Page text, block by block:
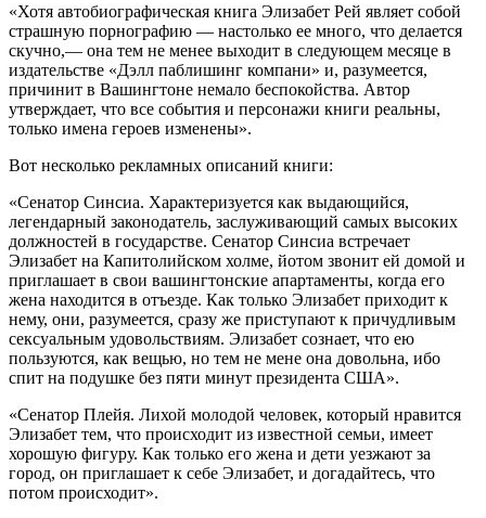
«Хотя автобиографическая книга Элизабет Рей являет собой
страшную порнографию — настолько ее много, что делается
скучно,— она тем не менее выходит в следующем месяце в
издательстве «Дэлл паблишинг компани» и, разумеется,
причинит в Вашингтоне немало беспокойства. Автор
утверждает, что все события и персонажи книги реальны,
только имена героев изменены».
Вот несколько рекламных описаний книги:
«Сенатор Синсиа. Характеризуется как выдающийся,
легендарный законодатель, заслуживающий самых высоких
должностей в государстве. Сенатор Синсиа встречает
Элизабет на Капитолийском холме, йотом звонит ей домой и
приглашает в свои вашингтонские апартаменты, когда его
жена находится в отъезде. Как только Элизабет приходит к
нему, они, разумеется, сразу же приступают к причудливым
сексуальным удовольствиям. Элизабет сознает, что ею
пользуются, как вещью, но тем не мене она довольна, ибо
спит на подушке без пяти минут президента США».
«Сенатор Плейя. Лихой молодой человек, который нравится
Элизабет тем, что происходит из известной семьи, имеет
хорошую фигуру. Как только его жена и дети уезжают за
город, он приглашает к себе Элизабет, и догадайтесь, что
потом происходит».